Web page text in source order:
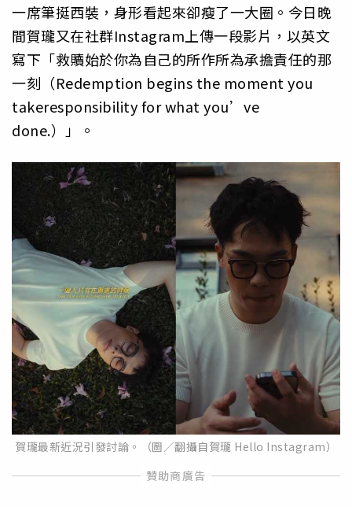
一席筆挺西裝，身形看起來卻瘦了一大圈。今日晚
間賀瓏又在社群Instagram上傳一段影片，以英文
寫下「救贖始於你為自己的所作所為承擔責任的那
一刻（Redemption begins the moment you
takeresponsibility for what you’ve
done.）」。
賀瓏最新近況引發討論。（圖／翻攝自賀瓏 Hello Instagram）